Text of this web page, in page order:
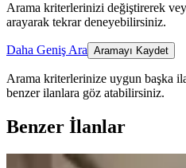
Arama kriterlerinizi değiştirerek
arayarak tekrar deneyebilirsiniz.
Daha Geniş Ara Aramayı Kaydet
Arama kriterlerinize uygun başka
benzer ilanlara göz atabilirsiniz.
Benzer İlanlar